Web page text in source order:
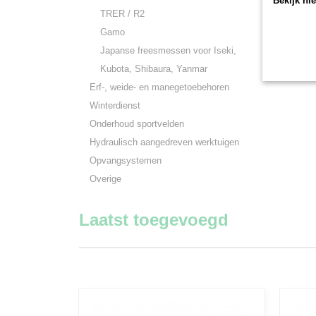
TRER / R2
Gamo
Japanse freesmessen voor Iseki,
Kubota, Shibaura, Yanmar
Erf-, weide- en manegetoebehoren
Winterdienst
Onderhoud sportvelden
Hydraulisch aangedreven werktuigen
Opvangsystemen
Overige
Laatst toegevoegd